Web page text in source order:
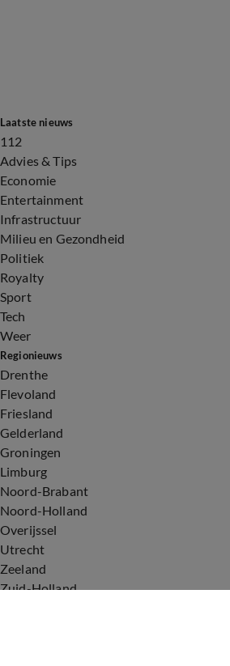
Laatste nieuws
112
Advies & Tips
Economie
Entertainment
Infrastructuur
Milieu en Gezondheid
Politiek
Royalty
Sport
Tech
Weer
Regionieuws
Drenthe
Flevoland
Friesland
Gelderland
Groningen
Limburg
Noord-Brabant
Noord-Holland
Overijssel
Utrecht
Zeeland
Zuid-Holland